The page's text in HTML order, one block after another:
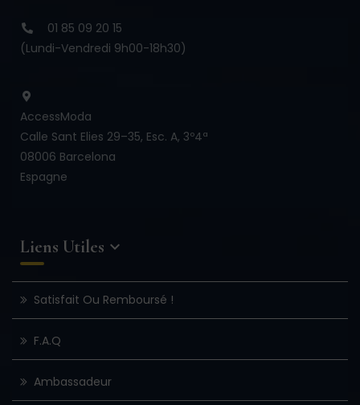
01 85 09 20 15
(Lundi-Vendredi 9h00-18h30)
AccessModa
Calle Sant Elies 29–35, Esc. A, 3º4ª
08006 Barcelona
Espagne
Liens Utiles 
Satisfait Ou Remboursé !
F.A.Q
Ambassadeur